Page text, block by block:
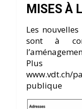
MISES À
Les
sont à
Plus
www.vdt.ch/
publique